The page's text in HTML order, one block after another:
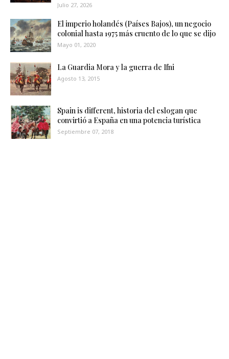
Julio 27, 2026
El imperio holandés (Países Bajos), un negocio
colonial hasta 1975 más cruento de lo que se dijo
Mayo 01, 2020
La Guardia Mora y la guerra de Ifni
Agosto 13, 2015
Spain is different, historia del eslogan que
convirtió a España en una potencia turística
Septiembre 07, 2018